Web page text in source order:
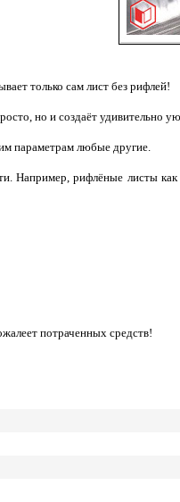
только сам лист без рифлей!
но и создаёт удивительно
параметрам любые другие.
Например, рифлёные листы
потраченных средств!